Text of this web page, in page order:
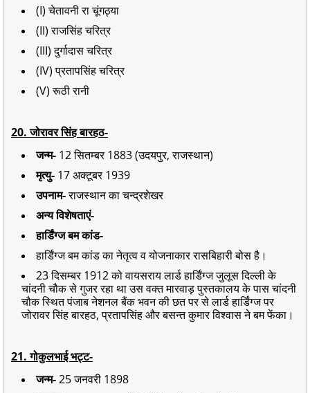
(I) चेतावनी रा चूंगठ्या
(II) राजसिंह चरित्र
(III) दुर्गादास चरित्र
(IV) प्रतापसिंह चरित्र
(V) रूठी रानी
20. जोरावर सिंह बारहठ-
जन्म- 12 सितम्बर 1883 (उदयपुर, राजस्थान)
मृत्यु- 17 अक्टूबर 1939
उपनाम-राजस्थान का चन्द्रशेखर
अन्य विशेषताएं-
हार्डिंग्ज बम कांड-
हार्डिंग्ज बम कांड का नेतृत्व व योजनाकार रासबिहारी बोस है।
23 दिसम्बर 1912 को वायसराय लार्ड हार्डिंग्ज जुलूस दिल्ली के
चांदनी चौक से गुजर रहा था उस वक्त मारवाड़ पुस्तकालय के पास चांदनी
चौक स्थित पंजाब नेशनल बैंक भवन की छत पर से लार्ड हार्डिंग्ज पर
जोरावर सिंह बारहठ, प्रतापसिंह और बसन्त कुमार विश्वास ने बम फेंका।
21. गोकुलभाई भट्ट-
जन्म-25 जनवरी 1898